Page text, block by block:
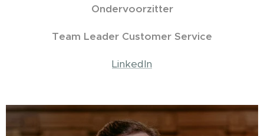
Ondervoorzitter
Team Leader Customer Service
LinkedIn